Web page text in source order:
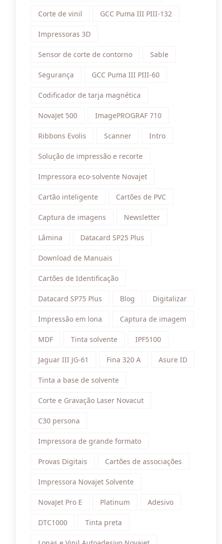
Corte de vinil GCC Puma III PIII-132
Impressoras 3D
Sensor de corte de contorno Sable
Segurança GCC Puma III PIII-60
Codificador de tarja magnética
NovaJet 500 ImagePROGRAF 710
Ribbons Evolis Scanner Intro
Solução de impressão e recorte
Impressora eco-solvente Novajet
Cartão inteligente Cartões de PVC
Captura de imagens Newsletter
Lâmina Datacard SP25 Plus
Download de Manuais
Cartões de Identificação
Datacard SP75 Plus Blog Digitalizar
Impressão em lona Captura de imagem
MDF Tinta solvente IPF5100
Jaguar III JG-61 Fina 320 A Asure ID
Tinta a base de solvente
Corte e Gravação Laser Novacut
C30 persona
Impressora de grande formato
Provas Digitais Cartões de associações
Impressora Novajet Solvente
NovaJet Pro E Platinum Adesivo
DTC1000 Tinta preta